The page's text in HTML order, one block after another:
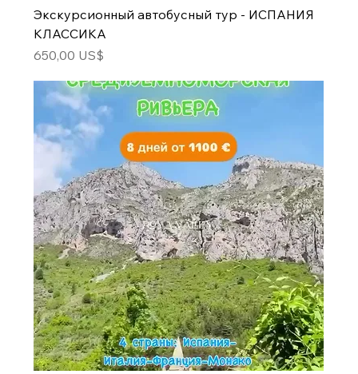
Экскурсионный автобусный тур - ИСПАНИЯ
КЛАССИКА
Цена
650,00 US$